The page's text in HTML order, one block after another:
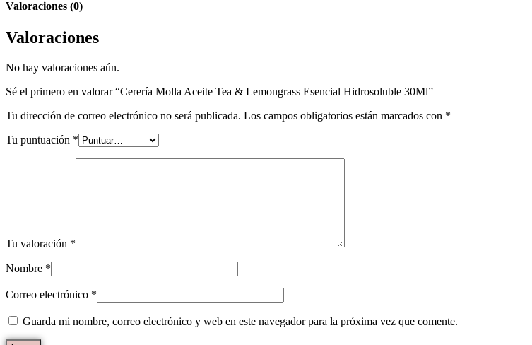
Valoraciones (0)
Valoraciones
No hay valoraciones aún.
Sé el primero en valorar “Cerería Molla Aceite Tea & Lemongrass Esencial Hidrosoluble 30Ml”
Tu dirección de correo electrónico no será publicada. Los campos obligatorios están marcados con *
Tu puntuación *
Tu valoración *
Nombre *
Correo electrónico *
Guarda mi nombre, correo electrónico y web en este navegador para la próxima vez que comente.